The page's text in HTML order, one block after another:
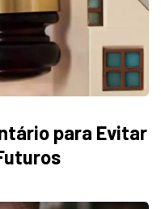
para Evitar